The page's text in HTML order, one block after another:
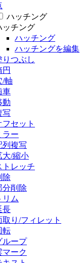
ハッチング
ッチング
ハッチング
ハッチングを編集
りつぶし
円
/軸
車
動
写
フセット
ラー
列複写
大/縮小
トレッチ
除
分削除
リム
長
取り/フィレット
転
ループ
マーク